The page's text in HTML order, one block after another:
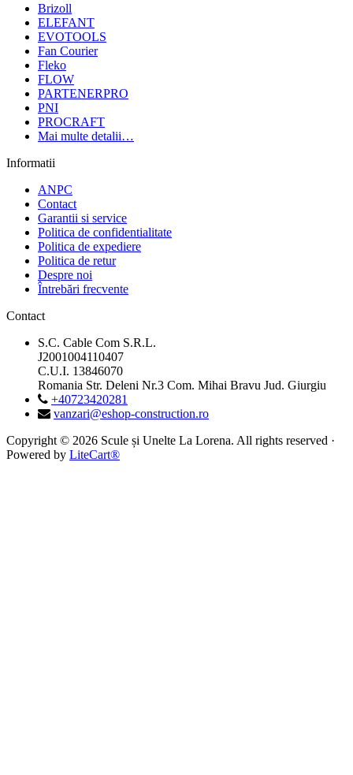
Brizoll
ELEFANT
EVOTOOLS
Fan Courier
Fleko
FLOW
PARTENERPRO
PNI
PROCRAFT
Mai multe detalii…
Informatii
ANPC
Contact
Garantii si service
Politica de confidentialitate
Politica de expediere
Politica de retur
Despre noi
Întrebări frecvente
Contact
S.C. Cable Com S.R.L.
J2001004110407
C.U.I. 13846070
Romania Str. Deleni Nr.3 Com. Mihai Bravu Jud. Giurgiu
+40723420281
vanzari@eshop-construction.ro
Copyright © 2026 Scule și Unelte La Lorena. All rights reserved ·
Powered by LiteCart®